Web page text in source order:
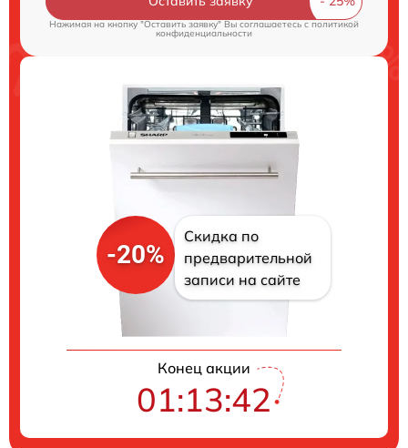
Нажимая на кнопку "Оставить заявку" Вы соглашаетесь cполитикой
конфиденциальности
-20%
Скидка по
предварительной
записи на сайте
Конец акции
01:13:41